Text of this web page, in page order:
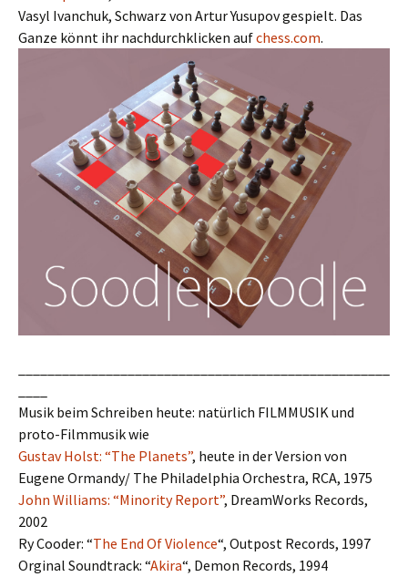
Vasyl Ivanchuk, Schwarz von Artur Yusupov gespielt. Das
Ganze könnt ihr nachdurchklicken aufchess.com.
Musik beim Schreiben heute: natürlich FILMMUSIK und
proto-Filmmusik wie
Gustav Holst: “The Planets”, heute in der Version von
Eugene Ormandy/ The Philadelphia Orchestra, RCA, 1975
John Williams: “Minority Report”, DreamWorks Records,
2002
Ry Cooder: “The End Of Violence“, Outpost Records, 1997
Orginal Soundtrack: “Akira“, Demon Records, 1994